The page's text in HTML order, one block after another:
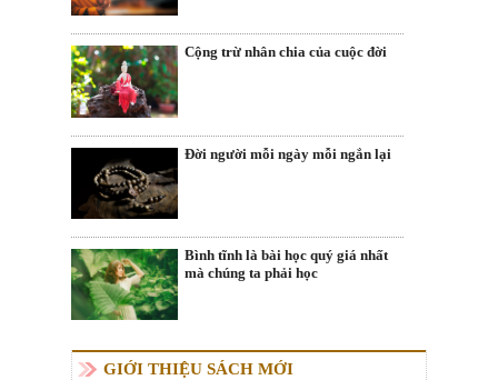
Cộng trừ nhân chia của cuộc đời
Đời người mỗi ngày mỗi ngắn lại
Bình tĩnh là bài học quý giá nhất
mà chúng ta phải học
GIỚI THIỆU SÁCH MỚI